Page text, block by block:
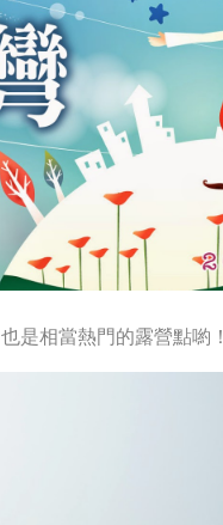
也是相當熱門的露營點喲！